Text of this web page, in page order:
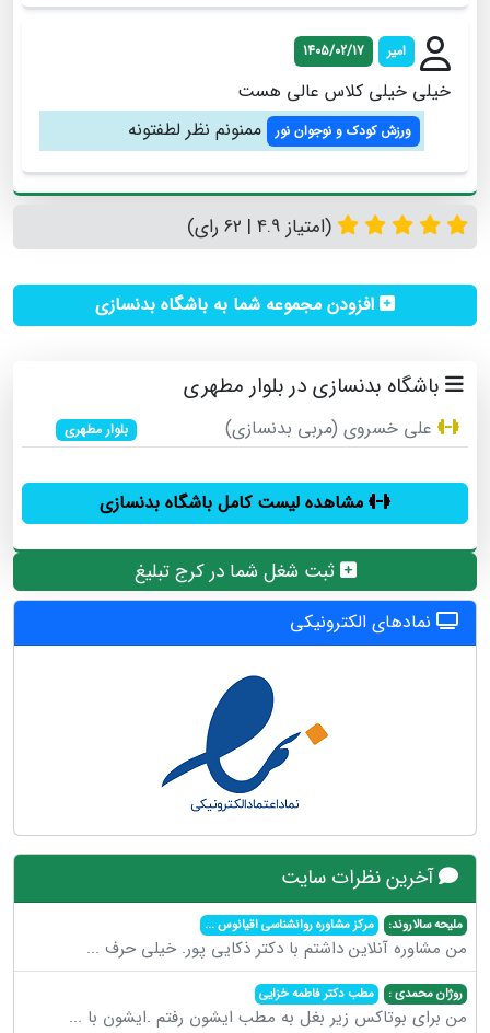
امیر 1405/02/17
خیلی خیلی کلاس عالی هست
ورزش کودک و نوجوان نور ممنونم نظر لطفتونه
(امتیاز 4.9 | 62 رای)
افزودن مجموعه شما به باشگاه بدنسازی
باشگاه بدنسازی در بلوار مطهری
علی خسروی (مربی بدنسازی) بلوار مطهری
مشاهده لیست کامل باشگاه بدنسازی
ثبت شغل شما در کرج تبلیغ
نمادهای الکترونیکی
آخرین نظرات سایت
ملیحه سالاروند: مرکز مشاوره روانشناسی اقیانوس...
من مشاوره آنلاین داشتم با دکتر ذکایی پور. خیلی حرف ...
روژان محمدی : مطب دکتر فاطمه خزایی
من برای بوتاکس زیر بغل به مطب ایشون رفتم .ایشون با ...